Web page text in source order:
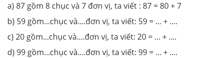
a) 87 gồm 8 chục và 7 đơn vị, ta viết : 87 = 80 + 7
b) 59 gồm...chục và....đơn vị, ta viết: 59 = ... + ....
c) 20 gồm...chục và....đơn vị, ta viết: 20 = ... + ....
d) 99 gồm...chục và....đơn vị, ta viết: 99 = ... + ....